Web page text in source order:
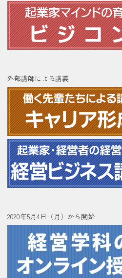
外部講師による講義
2020年5月4日（月）から開始